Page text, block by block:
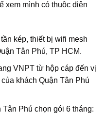
xem mình có thuộc diện
kép, thiết bị wifi mesh
Tân Phú, TP HCM.
VNPT từ hộp cáp đến vị
khách Quận Tân Phú
Phú chọn gói 6 tháng: